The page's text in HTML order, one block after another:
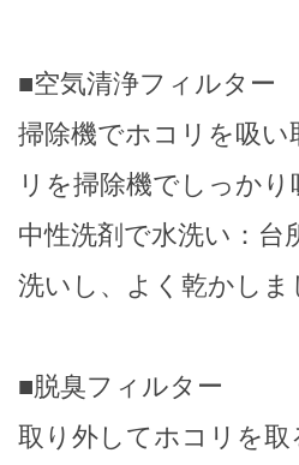
■空気清浄フィルター
掃除機でホコリを吸
リを掃除機でしっかり
中性洗剤で水洗い：台
洗いし、よく乾かしま
■脱臭フィルター
取り外してホコリを